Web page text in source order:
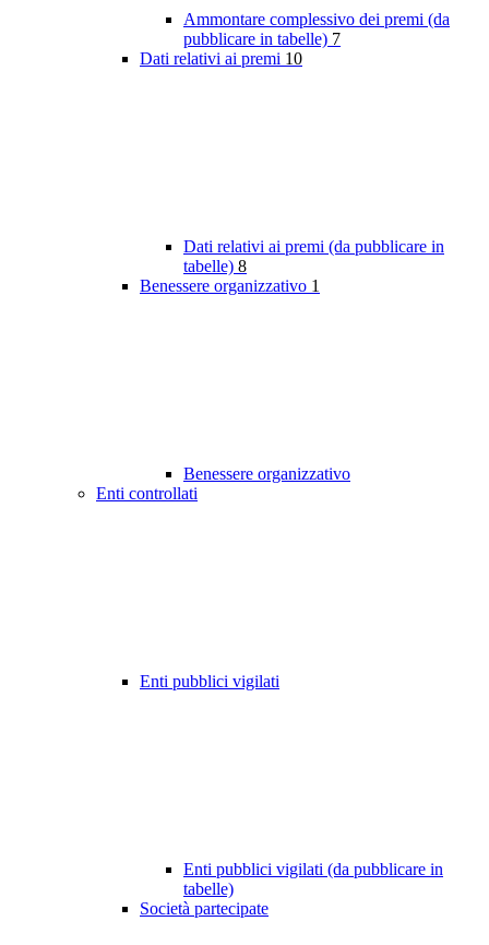
Ammontare complessivo dei premi (da
pubblicare in tabelle) 7
Dati relativi ai premi 10
Dati relativi ai premi (da pubblicare in
tabelle) 8
Benessere organizzativo 1
Benessere organizzativo
Enti controllati
Enti pubblici vigilati
Enti pubblici vigilati (da pubblicare in
tabelle)
Società partecipate